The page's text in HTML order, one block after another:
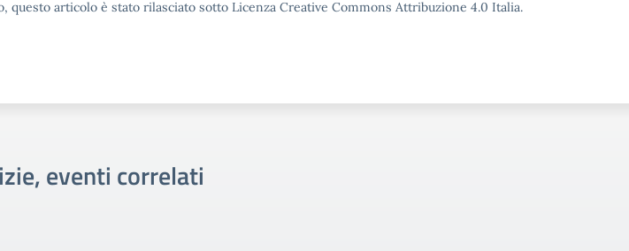
questo articolo è stato rilasciato sotto Licenza Creative Commons Attribuzione 4.0 Italia.
eventi correlati